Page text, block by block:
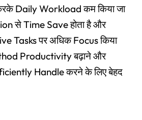
Daily Workload कम किया जा
से Time Save होता है और
Tasks पर अधिक Focus किया
Productivity बढ़ाने और
Handle करने के लिए बेहद